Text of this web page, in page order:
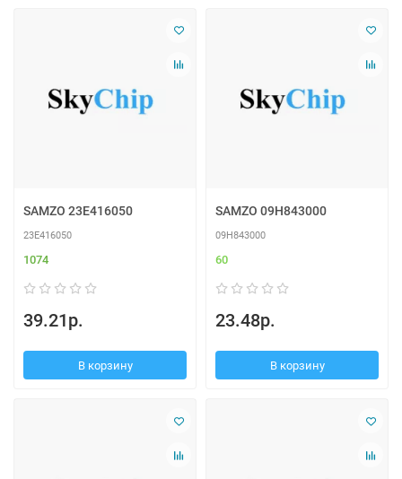
SAMZO 23E416050
23E416050
1074
39.21р.
В корзину
SAMZO 09H843000
09H843000
60
23.48р.
В корзину